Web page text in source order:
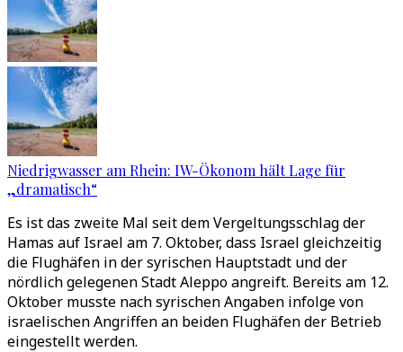
Niedrigwasser am Rhein: IW-Ökonom hält Lage für
„dramatisch“
Es ist das zweite Mal seit dem Vergeltungsschlag der
Hamas auf Israel am 7. Oktober, dass Israel gleichzeitig
die Flughäfen in der syrischen Hauptstadt und der
nördlich gelegenen Stadt Aleppo angreift. Bereits am 12.
Oktober musste nach syrischen Angaben infolge von
israelischen Angriffen an beiden Flughäfen der Betrieb
eingestellt werden.